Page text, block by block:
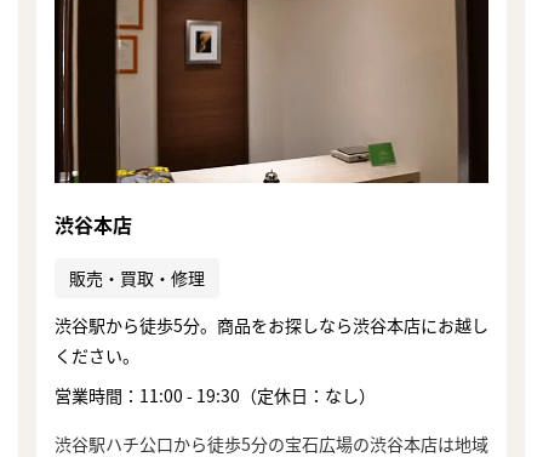
渋谷本店
販売・買取・修理
渋谷駅から徒歩5分。商品をお探しなら渋谷本店にお越し
ください。
営業時間：11:00 - 19:30（定休日：なし）
渋谷駅ハチ公口から徒歩5分の宝石広場の渋谷本店は地域